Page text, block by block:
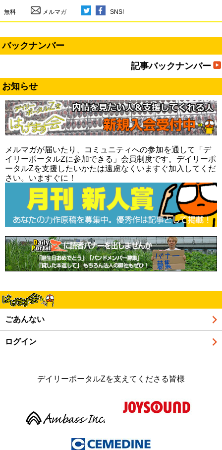
無料 メルマガ SNS!
バックナンバー
記事バックナンバー
お知らせ
メルマガが届いたり、コミュニティへの参加を通して「デ
イリーポータルZに参加できる」会員制度です。デイリーポ
ータルZを支援したいかたは遠慮なくいますぐ加入してくだ
さい。いますぐに！
ごあんない
ログイン
デイリーポータルZを支えてくださる皆様